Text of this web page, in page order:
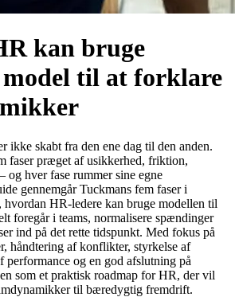
kan bruge
model til at forklare
ikke skabt fra den ene dag til den anden.
faser præget af usikkerhed, friktion,
og hver fase rummer sine egne
gennemgår Tuckmans fem faser i
HR-ledere kan bruge modellen til
foregår i teams, normalisere spændinger
ind på det rette tidspunkt. Med fokus på
håndtering af konflikter, styrkelse af
performance og en god afslutning på
som et praktisk roadmap for HR, der vil
til bæredygtig fremdrift.